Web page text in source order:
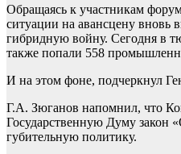
Обращаясь к участникам
ситуации на авансцену вновь
гибридную войну. Сегодня в
также попали 558
И на этом фоне, подчеркнул
Г.А. Зюганов напомнил, что
Государственную Думу закон
губительную политику.